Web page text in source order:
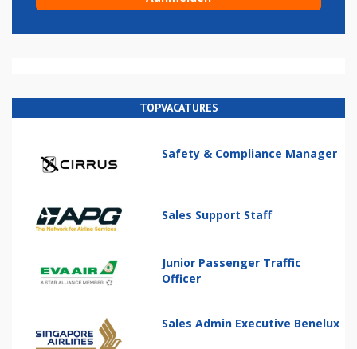
TOPVACATURES
Safety & Compliance Manager
Sales Support Staff
Junior Passenger Traffic
Officer
Sales Admin Executive Benelux